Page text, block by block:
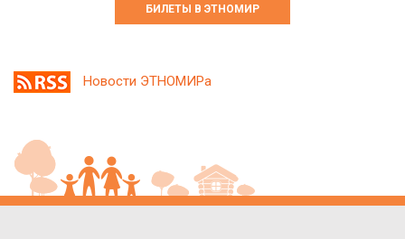
БИЛЕТЫ В ЭТНОМИР
Новости ЭТНОМИРа